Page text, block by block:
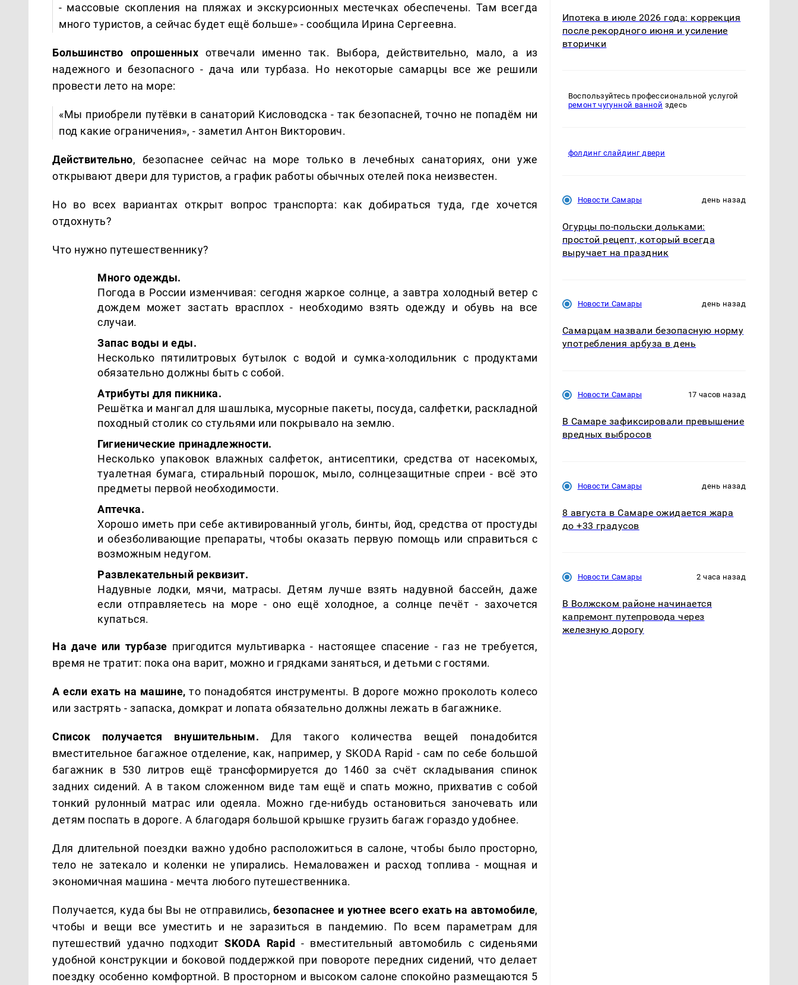
- массовые скопления на пляжах и экскурсионных местечках обеспечены. Там всегда
много туристов, а сейчас будет ещё больше» - сообщила Ирина Сергеевна.
Большинство опрошенных отвечали именно так. Выбора, действительно, мало, а из
надежного и безопасного - дача или турбаза. Но некоторые самарцы все же решили
провести лето на море:
«Мы приобрели путёвки в санаторий Кисловодска - так безопасней, точно не попадём ни
под какие ограничения», - заметил Антон Викторович.
Действительно, безопаснее сейчас на море только в лечебных санаториях, они уже
открывают двери для туристов, а график работы обычных отелей пока неизвестен.
Но во всех вариантах открыт вопрос транспорта: как добираться туда, где хочется
отдохнуть?
Что нужно путешественнику?
Много одежды.
Погода в России изменчивая: сегодня жаркое солнце, а завтра холодный ветер с
дождем может застать врасплох - необходимо взять одежду и обувь на все
случаи.
Запас воды и еды.
Несколько пятилитровых бутылок с водой и сумка-холодильник с продуктами
обязательно должны быть с собой.
Атрибуты для пикника.
Решётка и мангал для шашлыка, мусорные пакеты, посуда, салфетки, раскладной
походный столик со стульями или покрывало на землю.
Гигиенические принадлежности.
Несколько упаковок влажных салфеток, антисептики, средства от насекомых,
туалетная бумага, стиральный порошок, мыло, солнцезащитные спреи - всё это
предметы первой необходимости.
Аптечка.
Хорошо иметь при себе активированный уголь, бинты, йод, средства от простуды
и обезболивающие препараты, чтобы оказать первую помощь или справиться с
возможным недугом.
Развлекательный реквизит.
Надувные лодки, мячи, матрасы. Детям лучше взять надувной бассейн, даже
если отправляетесь на море - оно ещё холодное, а солнце печёт - захочется
купаться.
На даче или турбазе пригодится мультиварка - настоящее спасение - газ не требуется,
время не тратит: пока она варит, можно и грядками заняться, и детьми с гостями.
А если ехать на машине, то понадобятся инструменты. В дороге можно проколоть колесо
или застрять - запаска, домкрат и лопата обязательно должны лежать в багажнике.
Список получается внушительным. Для такого количества вещей понадобится
вместительное багажное отделение, как, например, у SKODA Rapid - сам по себе большой
багажник в 530 литров ещё трансформируется до 1460 за счёт складывания спинок
задних сидений. А в таком сложенном виде там ещё и спать можно, прихватив с собой
тонкий рулонный матрас или одеяла. Можно где-нибудь остановиться заночевать или
детям поспать в дороге. А благодаря большой крышке грузить багаж гораздо удобнее.
Для длительной поездки важно удобно расположиться в салоне, чтобы было просторно,
тело не затекало и коленки не упирались. Немаловажен и расход топлива - мощная и
экономичная машина - мечта любого путешественника.
Получается, куда бы Вы не отправились,безопаснее и уютнее всего ехать на автомобиле,
чтобы и вещи все уместить и не заразиться в пандемию. По всем параметрам для
путешествий удачно подходитSKODA Rapid - вместительный автомобиль с сиденьями
удобной конструкции и боковой поддержкой при повороте передних сидений, что делает
поездку особенно комфортной. В просторном и высоком салоне спокойно размещаются 5
Ипотека в июле 2026 года: коррекция
после рекордного июня и усиление
вторички
Воспользуйтесь профессиональной услугой
ремонт чугунной ванной здесь
фолдинг слайдинг двери
Новости Самары день назад
Огурцы по‑польски дольками:
простой рецепт, который всегда
выручает на праздник
Новости Самары день назад
Самарцам назвали безопасную норму
употребления арбуза в день
Новости Самары 17 часов назад
В Самаре зафиксировали превышение
вредных выбросов
Новости Самары день назад
8 августа в Самаре ожидается жара
до +33 градусов
Новости Самары 2 часа назад
В Волжском районе начинается
капремонт путепровода через
железную дорогу